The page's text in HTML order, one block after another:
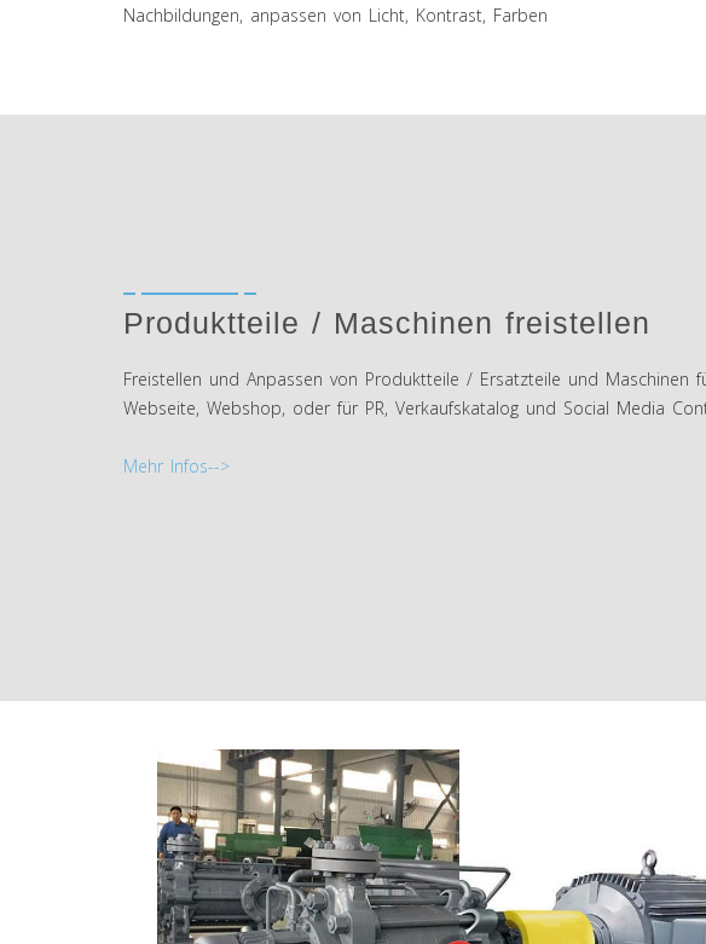
Nachbildungen, anpassen von Licht, Kontrast, Farben
Produktteile / Maschinen freistellen
Freistellen und Anpassen von Produktteile / Ersatzteile und Maschinen
Webseite, Webshop, oder für PR, Verkaufskatalog und Social Media
Mehr Infos-->